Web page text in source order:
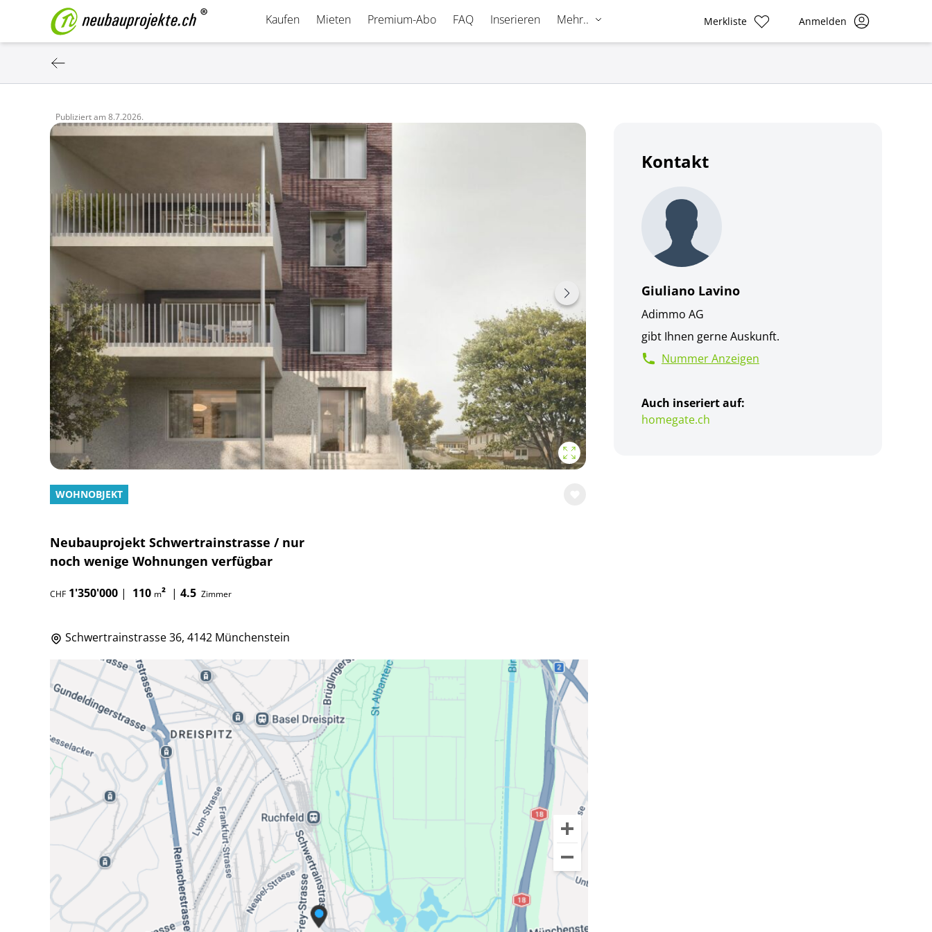
Kaufen Mieten Premium-Abo FAQ Inserieren Mehr.. Merkliste Anmelden
Publiziert am 8.7.2026.
WOHNOBJEKT
Neubauprojekt Schwertrainstrasse / nur
noch wenige Wohnungen verfügbar
CHF 1'350'000 | 110 m² | 4.5 Zimmer
Kontakt
Giuliano Lavino
Adimmo AG
gibt Ihnen gerne Auskunft.
Nummer Anzeigen
Auch inseriert auf:
homegate.ch
Schwertrainstrasse 36, 4142 Münchenstein